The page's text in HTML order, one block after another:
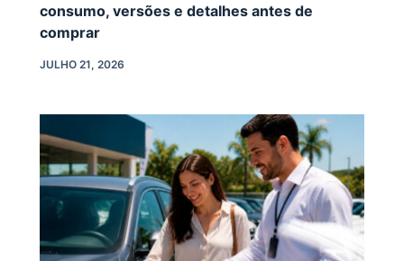
consumo, versões e detalhes antes de
comprar
JULHO 21, 2026